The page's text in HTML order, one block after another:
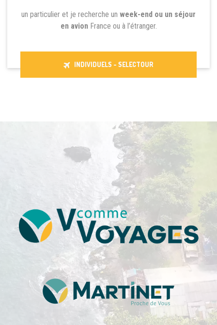
un particulier et je recherche un week-end ou un séjour
en avion France ou à l’étranger.
INDIVIDUELS - SELECTOUR